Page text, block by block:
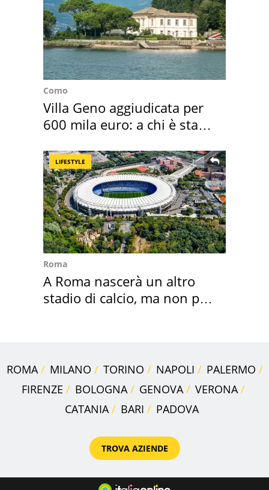
Como
Villa Geno aggiudicata per
600 mila euro: a chi è stata
LIFESTYLE
Roma
A Roma nascerà un altro
stadio di calcio, ma non per
ROMA MILANO TORINO NAPOLI
PALERMO
FIRENZE
BOLOGNA GENOVA
VERONA
CATANIA
BARI PADOVA
TROVA AZIENDE